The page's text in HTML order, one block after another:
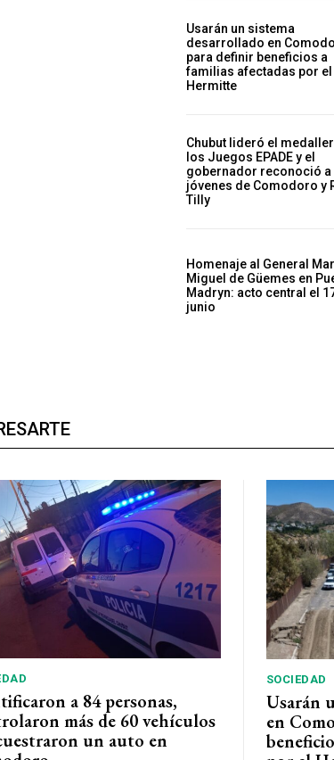
Usarán un sistema
desarrollado en
para definir beneficios a
familias afectadas por el
Hermitte
Chubut lideró el
los Juegos EPADE y el
gobernador reconoció a
jóvenes de Comodoro y
Tilly
Homenaje al General
Miguel de Güemes en
Madryn: acto central el
junio
a 84 personas,
más de 60 vehículos
un auto en
SOCIEDAD
Usarán
en